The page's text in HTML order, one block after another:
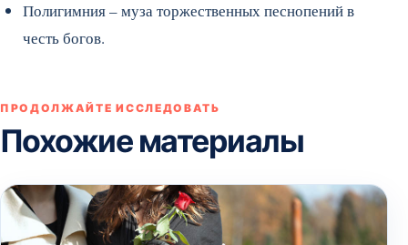
Полигимния – муза торжественных песнопений в
честь богов.
ПРОДОЛЖАЙТЕ ИССЛЕДОВАТЬ
Похожие материалы